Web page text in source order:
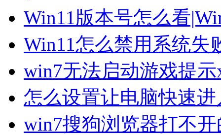
Win11版本号怎么看
Win11怎么禁用系统失
win7无法启动游戏提
怎么设置让电脑快速
win7搜狗浏览器打不